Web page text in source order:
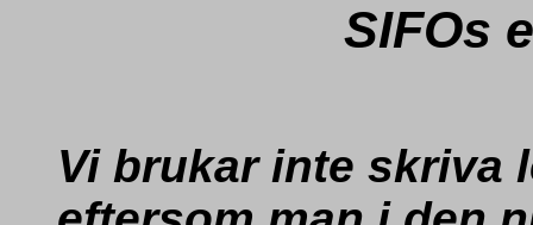
SIFOs
Vi brukar inte skriva